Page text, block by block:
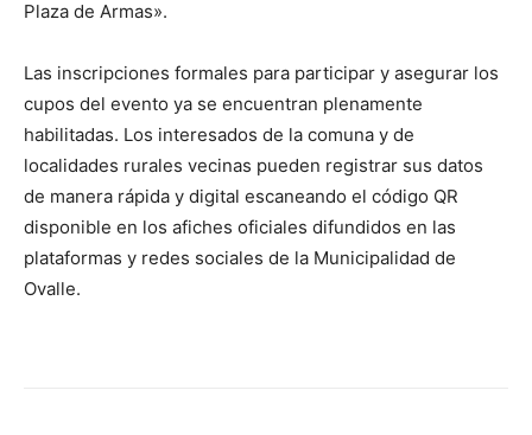
Plaza de Armas».
Las inscripciones formales para participar y asegurar los
cupos del evento ya se encuentran plenamente
habilitadas. Los interesados de la comuna y de
localidades rurales vecinas pueden registrar sus datos
de manera rápida y digital escaneando el código QR
disponible en los afiches oficiales difundidos en las
plataformas y redes sociales de la Municipalidad de
Ovalle.